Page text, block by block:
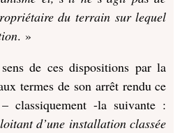
du terrain sur lequel
. »
de ces dispositions par la
termes de son arrêt rendu ce
classiquement -la suivante :
d’une installation classée